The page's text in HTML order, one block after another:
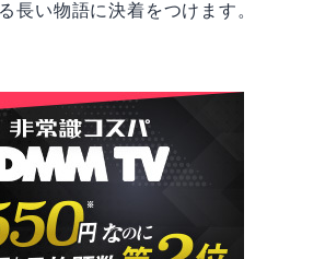
長い物語に決着をつけます。